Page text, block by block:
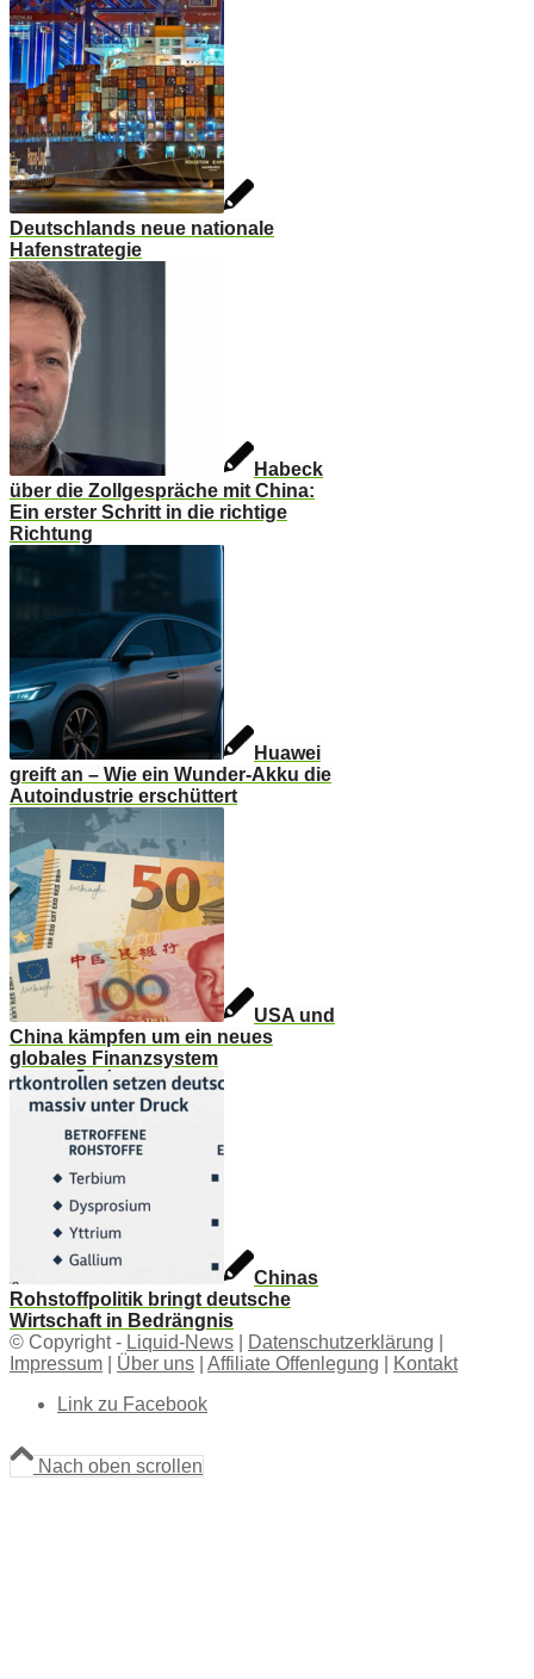
Deutschlands neue nationale
Hafenstrategie
Habeck
über die Zollgespräche mit China:
Ein erster Schritt in die richtige
Richtung
Huawei
greift an – Wie ein Wunder-Akku die
Autoindustrie erschüttert
USA und
China kämpfen um ein neues
globales Finanzsystem
Chinas
Rohstoffpolitik bringt deutsche
Wirtschaft in Bedrängnis
© Copyright - Liquid-News Datenschutzerklärung
Impressum
Über uns Affiliate Offenlegung
Kontakt
Link zu Facebook
Nach oben scrollen